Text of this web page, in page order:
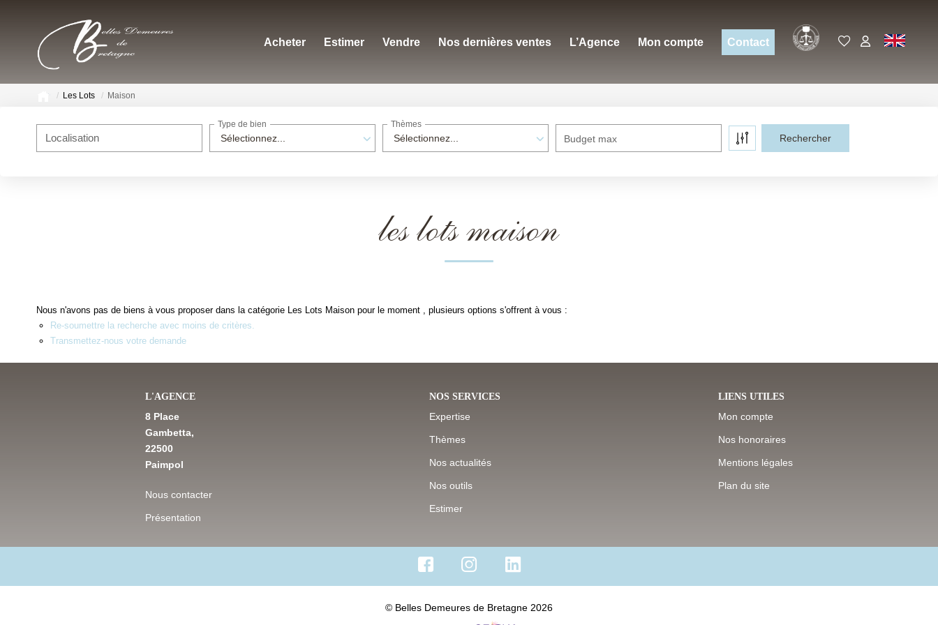
Acheter Estimer Vendre Nos dernières ventes L’Agence Mon compte Contact EN
Les Lots Maison
Localisation Sélectionnez...
Type de bien
Sélectionnez...
Thèmes
Budget max
les lots maison
Nous n'avons pas de biens à vous proposer dans la catégorie Les Lots Maison pour le moment , plusieurs options s'offrent à vous :
Re-soumettre la recherche avec moins de critères.
Transmettez-nous votre demande
L'AGENCE
8 Place
Gambetta,
22500
Paimpol
Nous contacter
Présentation
NOS SERVICES
Expertise
Thèmes
Nos actualités
Nos outils
Estimer
LIENS UTILES
Mon compte
Nos honoraires
Mentions légales
Plan du site
© Belles Demeures de Bretagne 2026